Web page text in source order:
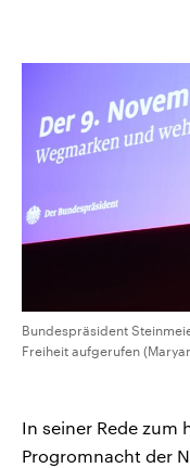
und Hintergründe zu
und Kandidaten der
Audio-Archiv
Bundespräsident
Freiheit aufgerufen
In seiner Rede zum
Progromnacht der